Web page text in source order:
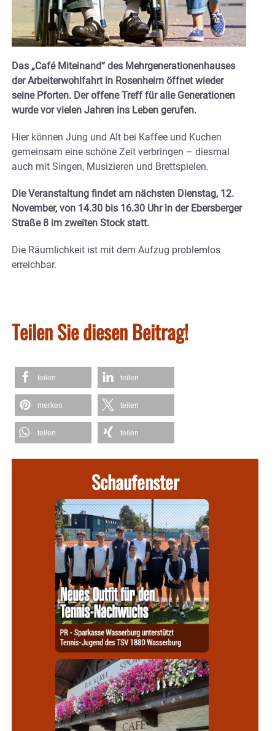
Das „Café Miteinand“ des Mehrgenerationenhauses
der Arbeiterwohlfahrt in Rosenheim öffnet wieder
seine Pforten. Der offene Treff für alle Generationen
wurde vor vielen Jahren ins Leben gerufen.
Hier können Jung und Alt bei Kaffee und Kuchen
gemeinsam eine schöne Zeit verbringen – diesmal
auch mit Singen, Musizieren und Brettspielen.
Die Veranstaltung findet am nächsten Dienstag, 12.
November, von 14.30 bis 16.30 Uhr in der Ebersberger
Straße 8 im zweiten Stock statt.
Die Räumlichkeit ist mit dem Aufzug problemlos
erreichbar.
Teilen Sie diesen Beitrag!
teilen teilen
merken teilen
teilen teilen
Schaufenster